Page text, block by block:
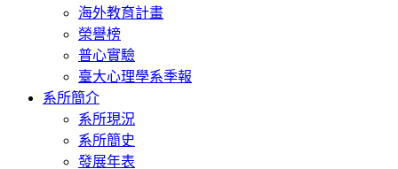
海外教育計畫
榮譽榜
普心實驗
臺大心理學系季報
系所簡介
系所現況
系所簡史
發展年表